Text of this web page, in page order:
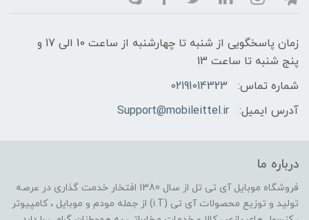
زمان پاسخگویی از شنبه تا چهارشنبه از ساعت 10 الی 17 و
پنج شنبه تا ساعت 13
شماره تماس:
02191014323
آدرس ایمیل:
Support@mobileittel.ir
درباره ما
فروشگاه موبایل آی تی تل از سال 1380 افتخار خدمت گذاری در عرصه
تولید و توزیع محصولات آی تی (i.T) از جمله مودم و موبایل ، کامپیوتر